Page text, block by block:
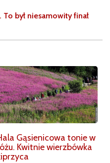
To był niesamowity finał
Gąsienicowa tonie w
Kwitnie wierzbówka